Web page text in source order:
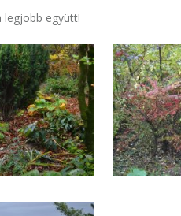
legjobb együtt!